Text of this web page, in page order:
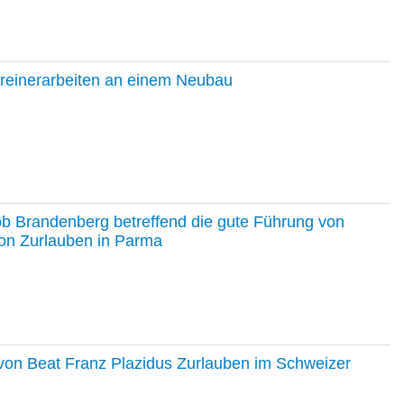
an einem Neubau
Brandenberg betreffend die gute Führung von
Zurlauben in Parma
Beat Franz Plazidus Zurlauben im Schweizer